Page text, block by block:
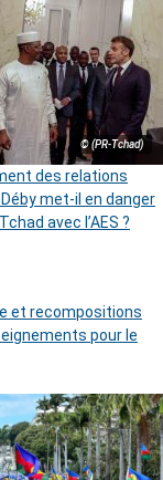
© (PR-Tchad)
des relations
met-il en danger
avec l’AES ?
et recompositions
pour le